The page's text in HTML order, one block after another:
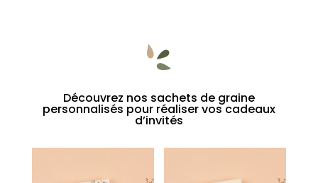
Découvrez nos sachets de graine
personnalisés pour réaliser vos cadeaux
d’invités